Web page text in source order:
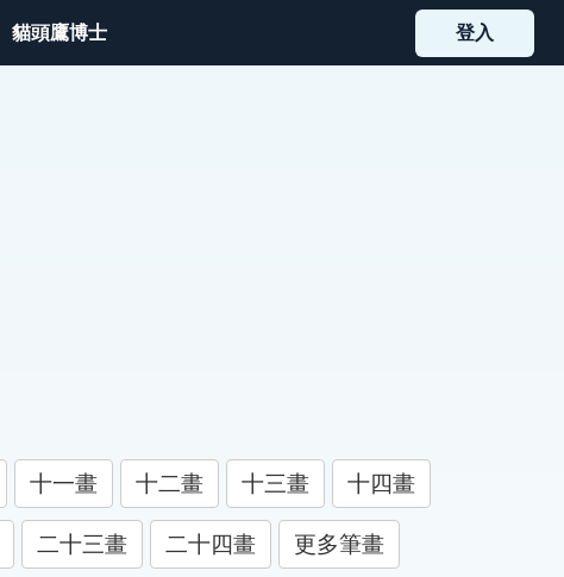
貓頭鷹博士 登入
十一畫 十二畫 十三畫 十四畫
二十三畫 二十四畫 更多筆畫